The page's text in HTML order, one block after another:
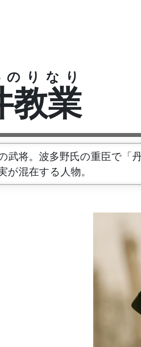
教業
のりなり
武将。波多野氏の重臣で「
が混在する人物。